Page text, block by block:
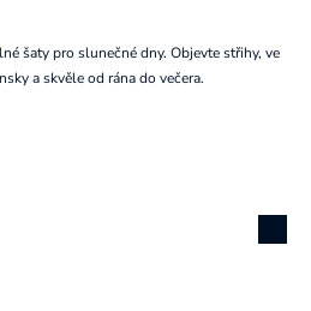
šaty pro slunečné dny. Objevte střihy, ve
a skvěle od rána do večera.